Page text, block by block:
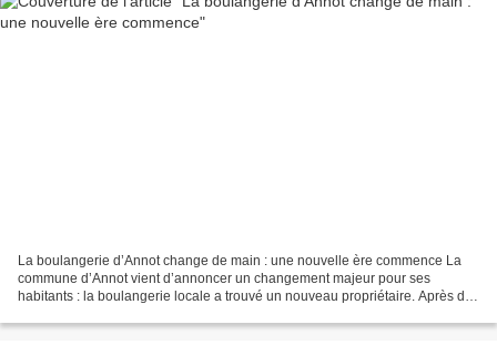
La boulangerie d’Annot change de main : une nouvelle ère commence La
commune d’Annot vient d’annoncer un changement majeur pour ses
habitants : la boulangerie locale a trouvé un nouveau propriétaire. Après de